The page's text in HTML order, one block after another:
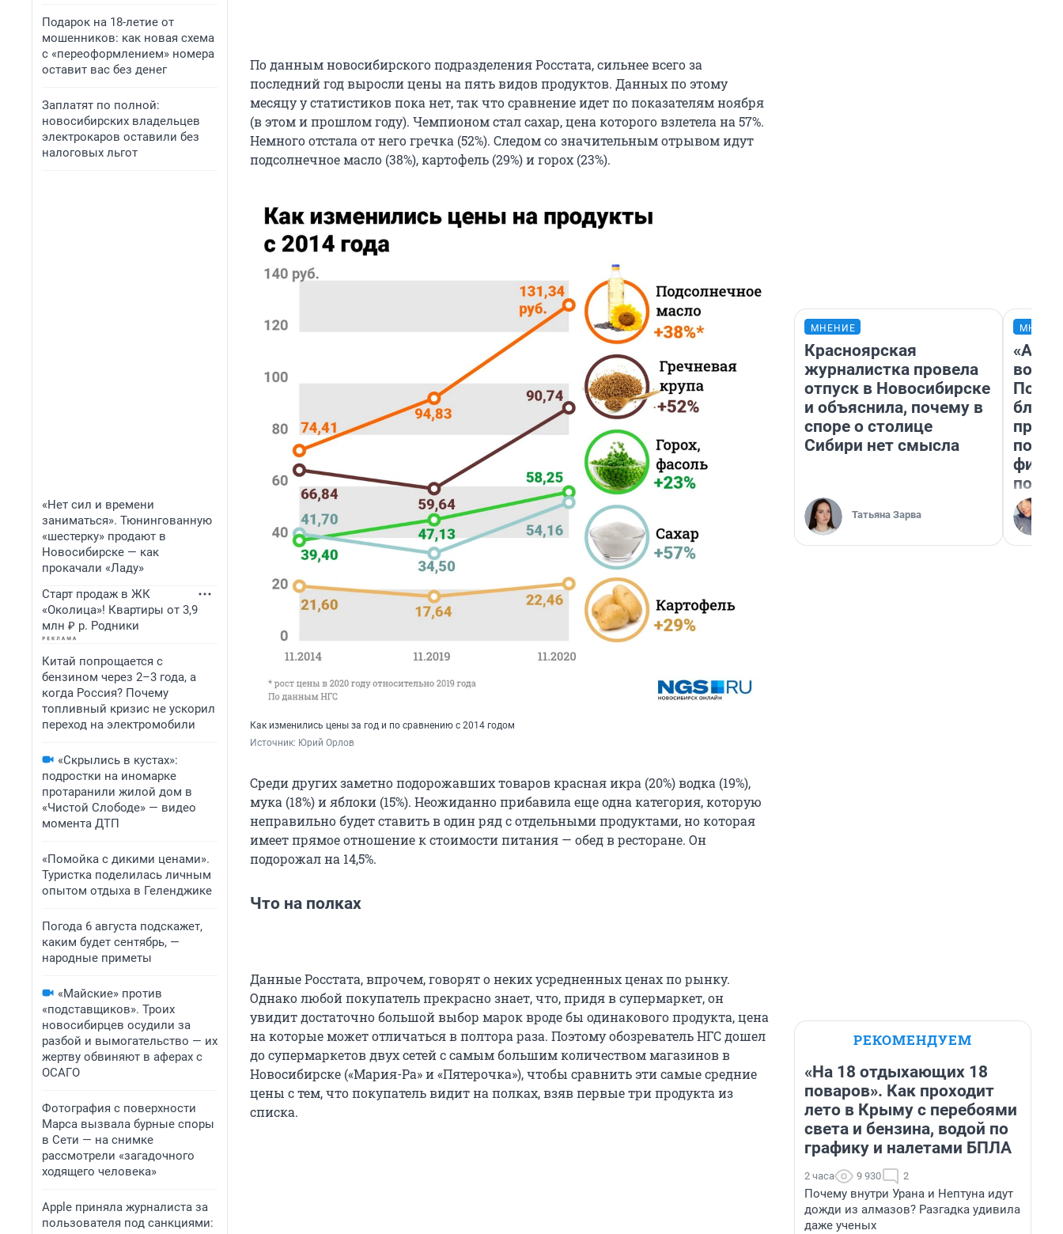
Подарок на 18-летие от
мошенников: как новая схема
с «переоформлением» номера
оставит вас без денег
Заплатят по полной:
новосибирских владельцев
электрокаров оставили без
налоговых льгот
«Нет сил и времени
заниматься». Тюнингованную
«шестерку» продают в
Новосибирске — как
прокачали «Ладу»
Старт продаж в ЖК
«Околица»! Квартиры от 3,9
млн ₽ р. Родники
Китай попрощается с
бензином через 2–3 года, а
когда Россия? Почему
топливный кризис не ускорил
переход на электромобили
«Скрылись в кустах»:
подростки на иномарке
протаранили жилой дом в
«Чистой Слободе» — видео
момента ДТП
«Помойка с дикими ценами».
Туристка поделилась личным
опытом отдыха в Геленджике
Погода 6 августа подскажет,
каким будет сентябрь, —
народные приметы
«Майские» против
«подставщиков». Троих
новосибирцев осудили за
разбой и вымогательство — их
жертву обвиняют в аферах с
ОСАГО
Фотография с поверхности
Марса вызвала бурные споры
в Сети — на снимке
рассмотрели «загадочного
ходящего человека»
Apple приняла журналиста за
пользователя под санкциями:
По данным новосибирского подразделения Росстата, сильнее всего за
последний год выросли цены на пять видов продуктов. Данных по этому
месяцу у статистиков пока нет, так что сравнение идет по показателям ноября
(в этом и прошлом году). Чемпионом стал сахар, цена которого взлетела на 57%.
Немного отстала от него гречка (52%). Следом со значительным отрывом идут
подсолнечное масло (38%), картофель (29%) и горох (23%).
Как изменились цены за год и по сравнению с 2014 годом
Источник: Юрий Орлов
Среди других заметно подорожавших товаров красная икра (20%) водка (19%),
мука (18%) и яблоки (15%). Неожиданно прибавила еще одна категория, которую
неправильно будет ставить в один ряд с отдельными продуктами, но которая
имеет прямое отношение к стоимости питания — обед в ресторане. Он
подорожал на 14,5%.
Что на полках
Данные Росстата, впрочем, говорят о неких усредненных ценах по рынку.
Однако любой покупатель прекрасно знает, что, придя в супермаркет, он
увидит достаточно большой выбор марок вроде бы одинакового продукта, цена
на которые может отличаться в полтора раза. Поэтому обозреватель НГС дошел
до супермаркетов двух сетей с самым большим количеством магазинов в
Новосибирске («Мария-Ра» и «Пятерочка»), чтобы сравнить эти самые средние
цены с тем, что покупатель видит на полках, взяв первые три продукта из
списка.
МНЕНИЕ
Красноярская
журналистка провела
отпуск в Новосибирске
и объяснила, почему в
споре о столице
Сибири нет смысла
Татьяна Зарва
вот
РЕКОМЕНДУЕМ
«На 18 отдыхающих 18
поваров». Как проходит
лето в Крыму с перебоями
света и бензина, водой по
графику и налетами БПЛА
2 часа 9 930 2
Почему внутри Урана и Нептуна идут
дожди из алмазов? Разгадка удивила
даже ученых